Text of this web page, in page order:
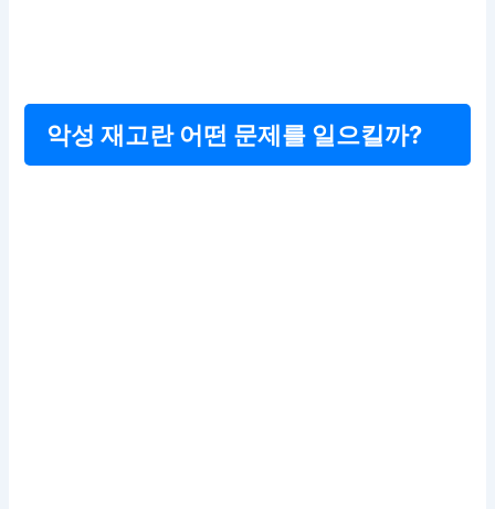
악성 재고란 어떤 문제를 일으킬까?